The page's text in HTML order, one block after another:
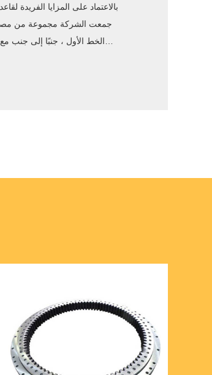
بالاعتماد على المزايا الفريدة
جمعت الشركة مجموعة من
الخط الأول ، جنبًا إلى جنب مع